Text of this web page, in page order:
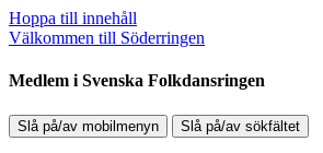
Hoppa till innehåll
Välkommen till Söderringen
Medlem i Svenska Folkdansringen
Slå på/av mobilmenyn Slå på/av sökfältet